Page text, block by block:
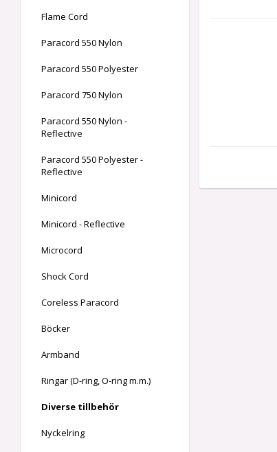
Flame Cord
Paracord 550 Nylon
Paracord 550 Polyester
Paracord 750 Nylon
Paracord 550 Nylon -
Reflective
Paracord 550 Polyester -
Reflective
Minicord
Minicord - Reflective
Microcord
Shock Cord
Coreless Paracord
Böcker
Armband
Ringar (D-ring, O-ring m.m.)
Diverse tillbehör
Nyckelring